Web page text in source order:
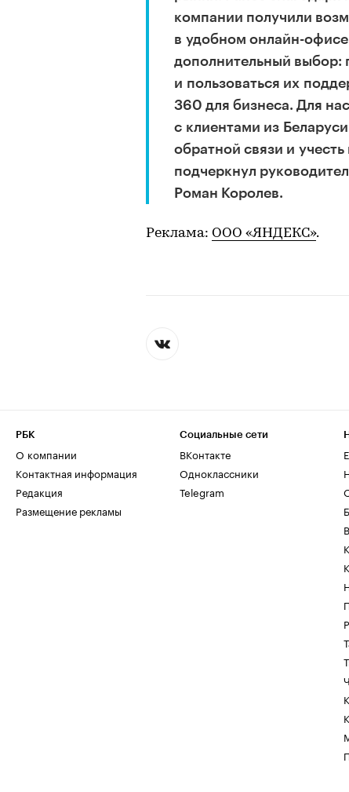
компании получили
в удобном онлайн-
дополнительный выбор:
и пользоваться их
360 для бизнеса. Для
с клиентами из
обратной связи и
подчеркнул
Роман Королев.
Реклама: ООО «ЯНДЕКС».
РБК
О компании
Контактная информация
Редакция
Размещение рекламы
Социальные сети
ВКонтакте
Одноклассники
Telegram